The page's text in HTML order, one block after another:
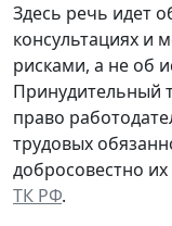
Здесь речь идет
консультациях и
рисками, а не об
Принудительный
право
трудовых
добросовестно
ТК РФ.